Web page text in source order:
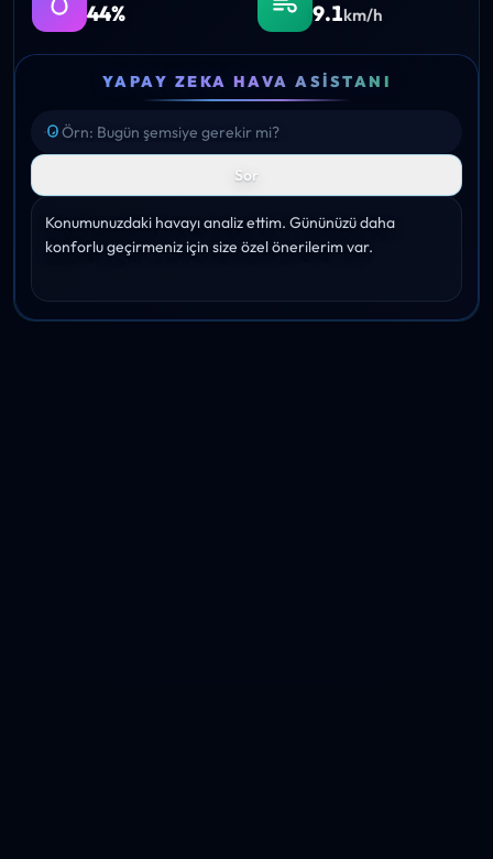
44% 9.1km/h
YAPAY ZEKA HAVA ASISTANI
Sor
Konumunuzdaki havayı analiz ettim. Gününüzü daha
konforlu geçirmeniz için size özel önerilerim var.